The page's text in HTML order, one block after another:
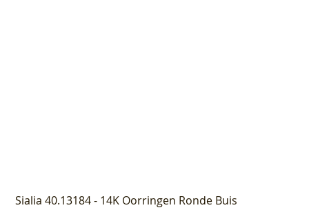
Sialia 40.13184 - 14K Oorringen Ronde Buis